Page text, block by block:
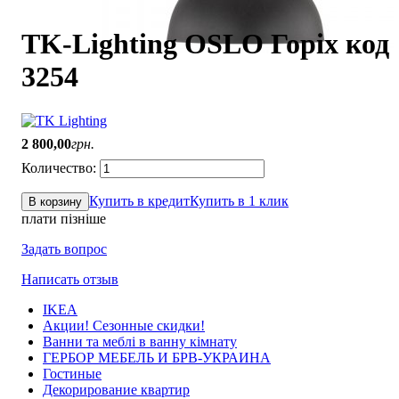
TK-Lighting OSLO Горіх код
3254
2 800,00грн.
В корзину Купить в кредитКупить в 1 клик
плати пізніше
Задать вопрос
Написать отзыв
IKEA
Акции! Сезонные скидки!
Ванни та меблі в ванну кімнату
ГЕРБОР МЕБЕЛЬ И БРВ-УКРАИНА
Гостиные
Декорирование квартир